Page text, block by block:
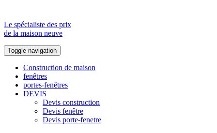
Le spécialiste des prix
de la maison neuve
Toggle navigation
Construction de maison
fenêtres
portes-fenêtres
DEVIS
Devis construction
Devis fenêtre
Devis porte-fenetre